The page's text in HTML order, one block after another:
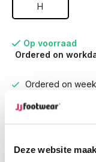
Deze website
H
Op voorraad
Ordered on
Ordered on
Free returns